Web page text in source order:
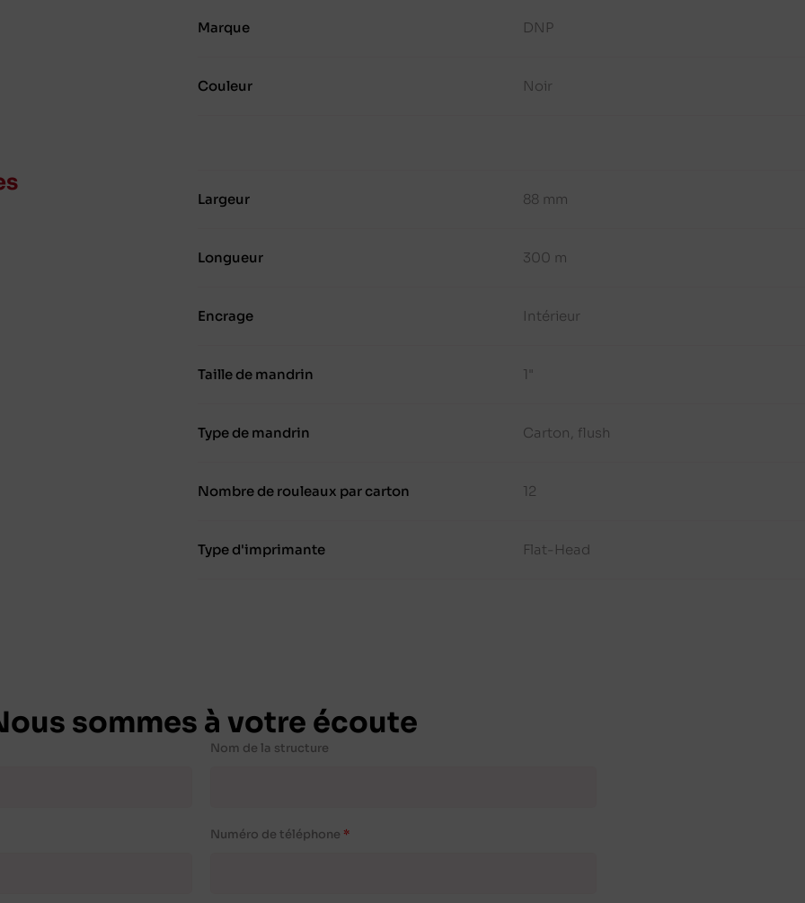
Marque DNP
Couleur Noir
Largeur 88 mm
Longueur 300 m
Encrage Intérieur
Taille de mandrin 1"
Type de mandrin Carton, flush
Nombre de rouleaux par carton 12
Type d'imprimante Flat-Head
sommes à votre écoute
Nom de la structure
Numéro de téléphone